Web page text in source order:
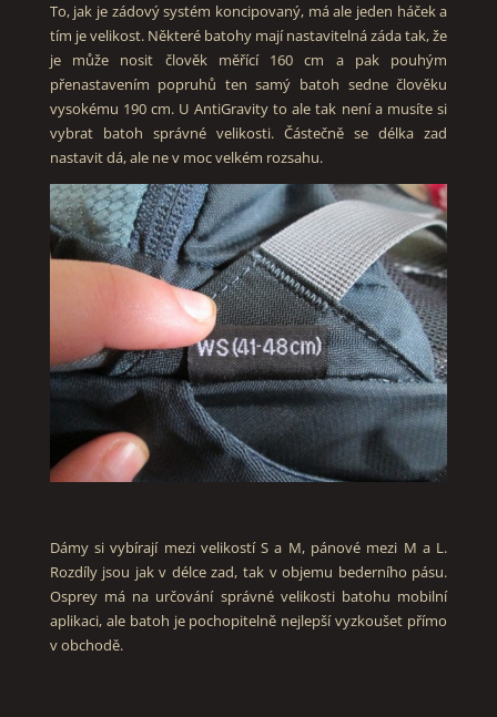
To, jak je zádový systém koncipovaný, má ale jeden háček a
tím je velikost. Některé batohy mají nastavitelná záda tak, že
je může nosit člověk měřící 160 cm a pak pouhým
přenastavením popruhů ten samý batoh sedne člověku
vysokému 190 cm. U AntiGravity to ale tak není a musíte si
vybrat batoh správné velikosti. Částečně se délka zad
nastavit dá, ale ne v moc velkém rozsahu.
Dámy si vybírají mezi velikostí S a M, pánové mezi M a L.
Rozdíly jsou jak v délce zad, tak v objemu bederního pásu.
Osprey má na určování správné velikosti batohu mobilní
aplikaci, ale batoh je pochopitelně nejlepší vyzkoušet přímo
v obchodě.